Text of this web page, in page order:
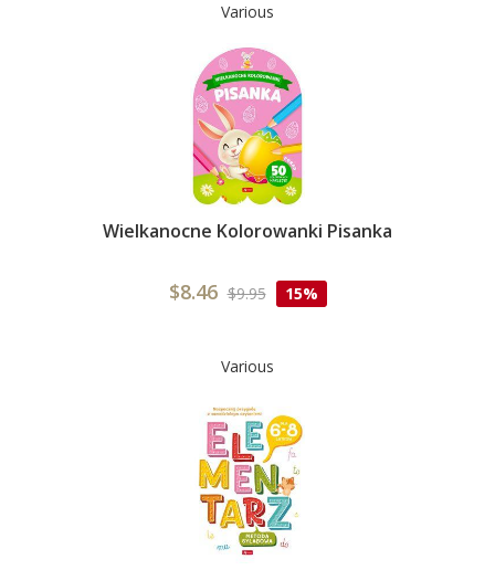
Various
Wielkanocne Kolorowanki Pisanka
$8.46 $9.95 15%
Various